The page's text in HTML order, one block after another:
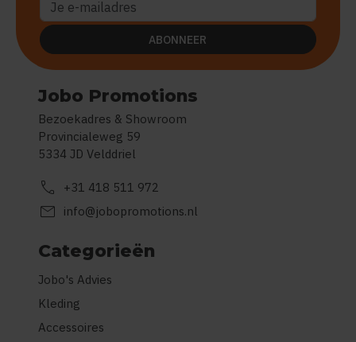
Jobo Promotions
Bezoekadres & Showroom
Provincialeweg 59
5334 JD Velddriel
call +31 418 511 972
mail info@jobopromotions.nl
Categorieën
Jobo's Advies
Kleding
Accessoires
ABONNEER